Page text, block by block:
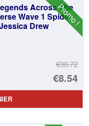
Promo !
Across The
Wave 1 Spider
Drew
€30.72
Le
€8.54
Le